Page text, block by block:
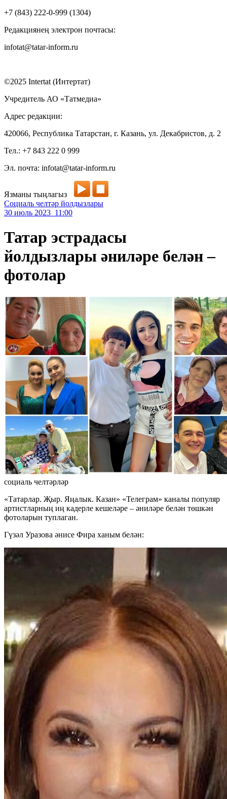
+7 (843) 222-0-999 (1304)
Редакциянең электрон почтасы:
infotat@tatar-inform.ru
©2025 Intertat (Интертат)
Учредитель АО «Татмедиа»
Адрес редакции:
420066, Республика Татарстан, г. Казань, ул. Декабристов, д. 2
Тел.: +7 843 222 0 999
Эл. почта: infotat@tatar-inform.ru
Язманы тыңлагыз
Социаль челтәр йолдызлары
30 июль 2023 11:00
Татар эстрадасы
йолдызлары әниләре белән –
фотолар
социаль челтәрләр
«Татарлар. Җыр. Яңалык. Казан» «Телеграм» каналы популяр
артистларның иң кадерле кешеләре – әниләре белән төшкән
фотоларын туплаган.
Гүзәл Уразова әнисе Фира ханым белән: